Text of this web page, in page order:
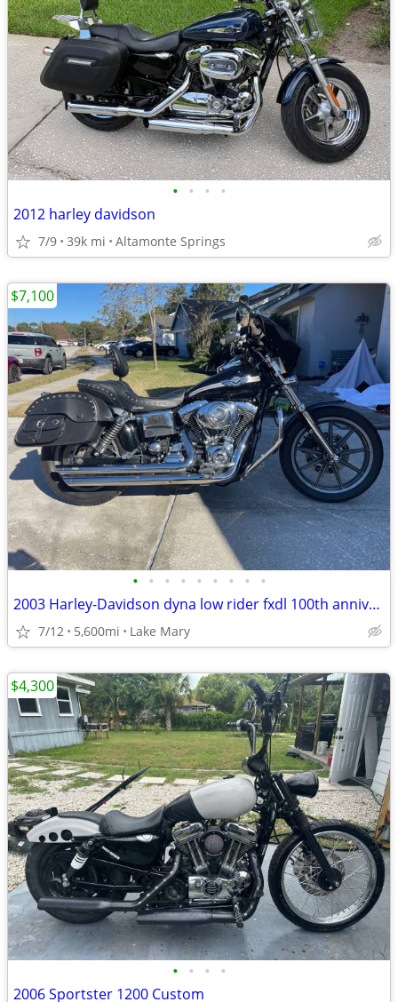
• • • •
2012 harley davidson
7/9 39k mi Altamonte Springs
• • • • • • • • •
2003 Harley-Davidson dyna low rider fxdl 100th anniversary edition
7/12 5,600mi Lake Mary
$7,100
• • • •
2006 Sportster 1200 Custom
$4,300